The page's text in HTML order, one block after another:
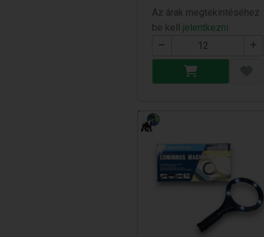
Az árak megtekintéséhez
be kell jelentkezni